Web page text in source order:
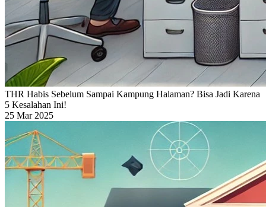
THR Habis Sebelum Sampai Kampung Halaman? Bisa Jadi Karena
5 Kesalahan Ini!
25 Mar 2025